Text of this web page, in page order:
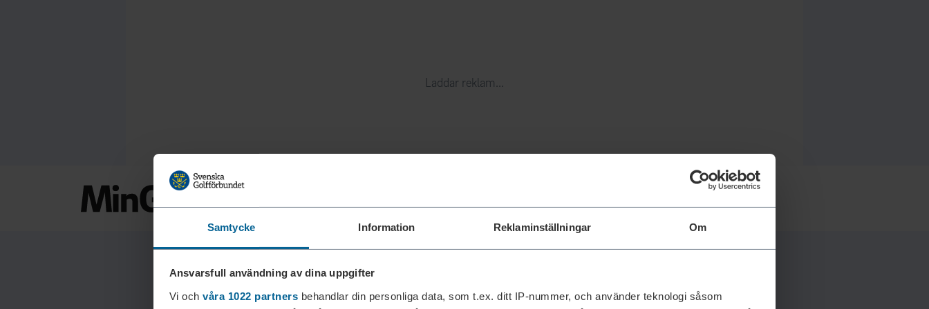
Samtycke Information Reklaminställningar Om
Ansvarsfull användning av dina uppgifter
Vi och våra 1022 partners behandlar din personliga data, som t.ex. ditt IP-nummer, och använder teknologi såsom
Laddar reklam...